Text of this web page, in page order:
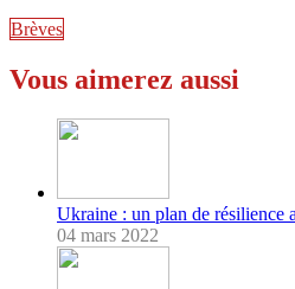
Brèves
Vous aimerez aussi
Ukraine : un plan de résilience
04 mars 2022